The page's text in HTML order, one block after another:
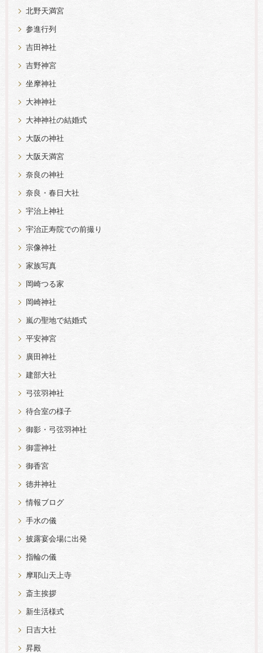
北野天満宮
参進行列
吉田神社
吉野神宮
坐摩神社
大神神社
大神神社の結婚式
大阪の神社
大阪天満宮
奈良の神社
奈良・春日大社
宇治上神社
宇治正寿院での前撮り
宗像神社
家族写真
岡崎つる家
岡崎神社
嵐の聖地で結婚式
平安神宮
廣田神社
建部大社
弓弦羽神社
待合室の様子
御影・弓弦羽神社
御霊神社
御香宮
徳井神社
情報ブログ
手水の儀
披露宴会場に出発
指輪の儀
摩耶山天上寺
斎主挨拶
新生活様式
日吉大社
昇殿